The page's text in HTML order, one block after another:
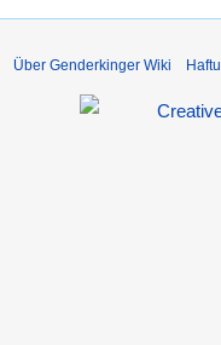
Über Genderkinger Wiki